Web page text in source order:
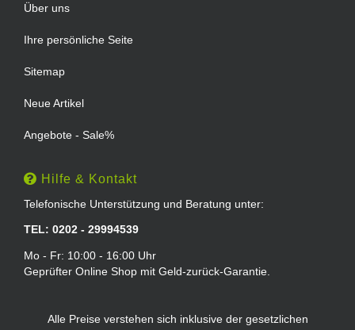
Über uns
Ihre persönliche Seite
Sitemap
Neue Artikel
Angebote - Sale%
Hilfe & Kontakt
Telefonische Unterstützung und Beratung unter:
TEL: 0202 - 29994539
Mo - Fr: 10:00 - 16:00 Uhr
Geprüfter Online Shop mit Geld-zurück-Garantie.
Alle Preise verstehen sich inklusive der gesetzlichen